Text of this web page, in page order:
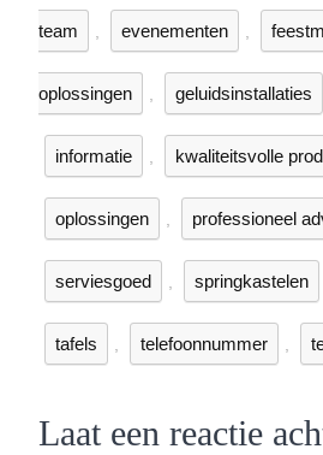
team evenementen
oplossingen geluidsinstallaties
informatie kwaliteitsvolle
oplossingen professioneel
serviesgoed springkastelen
tafels telefoonnummer
Laat een reactie